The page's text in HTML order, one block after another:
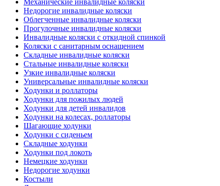
Механические инвалидные коляски
Недорогие инвалидные коляски
Облегченные инвалидные коляски
Прогулочные инвалидные коляски
Инвалидные коляски с откидной спинкой
Коляски с санитарным оснащением
Складные инвалидные коляски
Стальные инвалидные коляски
Узкие инвалидные коляски
Универсальные инвалидные коляски
Ходунки и роллаторы
Ходунки для пожилых людей
Ходунки для детей инвалидов
Ходунки на колесах, роллаторы
Шагающие ходунки
Ходунки с сиденьем
Складные ходунки
Ходунки под локоть
Немецкие ходунки
Недорогие ходунки
Костыли